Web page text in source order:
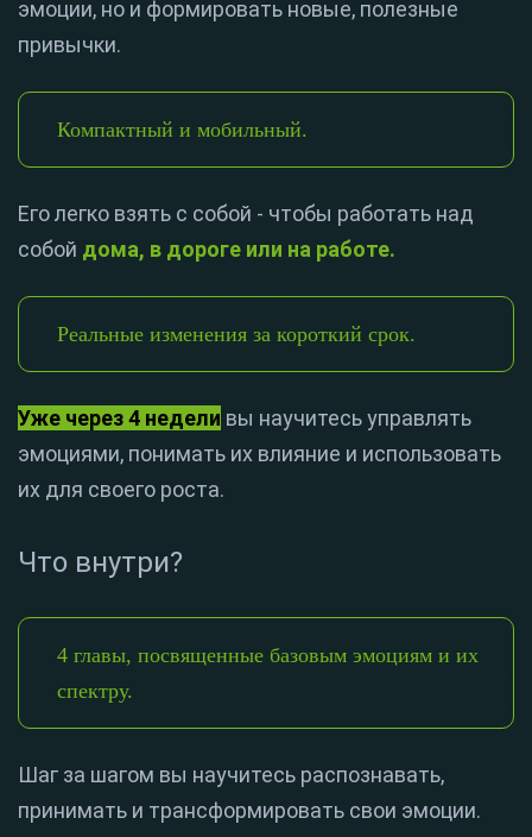
эмоции, но и формировать новые, полезные
привычки.
Компактный и мобильный.
Его легко взять с собой - чтобы работать над
собой дома, в дороге или на работе.
Реальные изменения за короткий срок.
Уже через 4 недели вы научитесь управлять
эмоциями, понимать их влияние и использовать
их для своего роста.
Что внутри?
4 главы, посвященные базовым эмоциям и их
спектру.
Шаг за шагом вы научитесь распознавать,
принимать и трансформировать свои эмоции.